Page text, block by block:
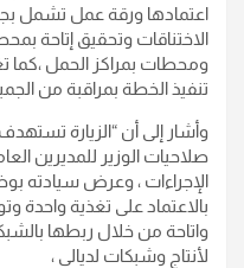
اعتمادها ورقة عمل تشمل
الاختناقات وتحقيق إتاحة
ومحطات بمراكز الحمل ،كما
تنفيذ الخطة بمراقبة من
وأشار إلى أن “الزيارة
صلاحيات الوزير للمديرين
الإجراءات ، وعرض سيادته
بالاعتماد على تغذية واحدة
واتاحة من خلال ربطها
لأنتاج وشبكات لديالى ،